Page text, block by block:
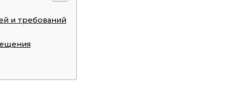
и требований